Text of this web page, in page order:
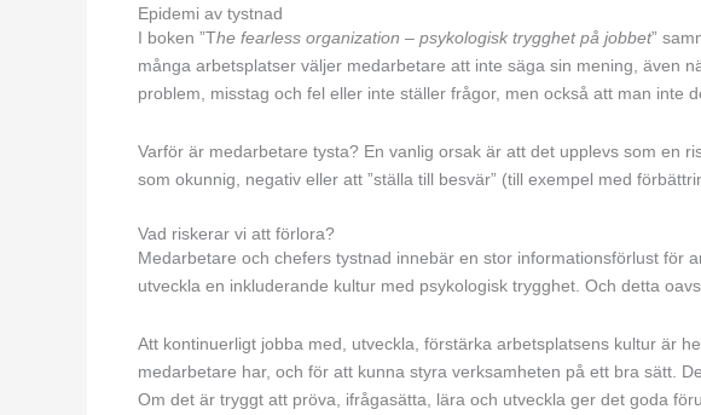
Epidemi av tystnad
I boken ”The fearless organization – psykologisk trygghet på jobbet”
många arbetsplatser väljer medarbetare att inte säga sin mening, även
problem, misstag och fel eller inte ställer frågor, men också att man inte
Varför är medarbetare tysta? En vanlig orsak är att det upplevs som en
som okunnig, negativ eller att ”ställa till besvär” (till exempel med
Vad riskerar vi att förlora?
Medarbetare och chefers tystnad innebär en stor informationsförlust för
utveckla en inkluderande kultur med psykologisk trygghet. Och detta
Att kontinuerligt jobba med, utveckla, förstärka arbetsplatsens kultur är
medarbetare har, och för att kunna styra verksamheten på ett bra sätt.
Om det är tryggt att pröva, ifrågasätta, lära och utveckla ger det goda